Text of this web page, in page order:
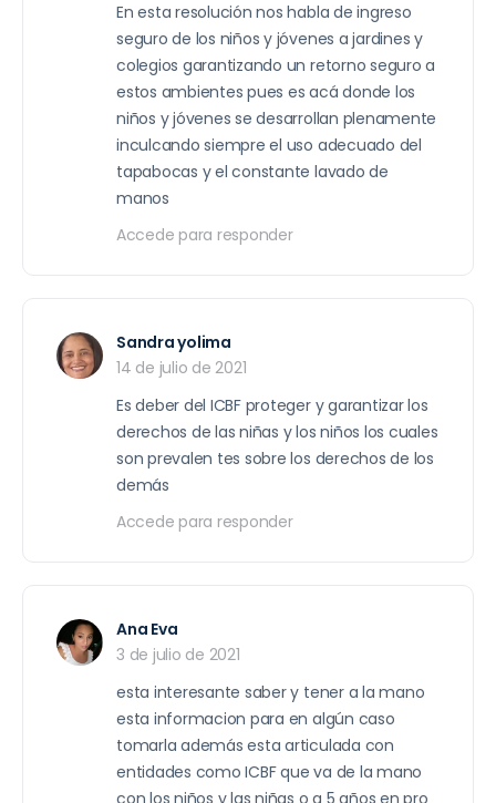
En esta resolución nos habla de ingreso
seguro de los niños y jóvenes a jardines y
colegios garantizando un retorno seguro a
estos ambientes pues es acá donde los
niños y jóvenes se desarrollan plenamente
inculcando siempre el uso adecuado del
tapabocas y el constante lavado de
manos
Accede para responder
Sandra yolima
14 de julio de 2021
Es deber del ICBF proteger y garantizar los
derechos de las niñas y los niños los cuales
son prevalen tes sobre los derechos de los
demás
Accede para responder
Ana Eva
3 de julio de 2021
esta interesante saber y tener a la mano
esta informacion para en algún caso
tomarla además esta articulada con
entidades como ICBF que va de la mano